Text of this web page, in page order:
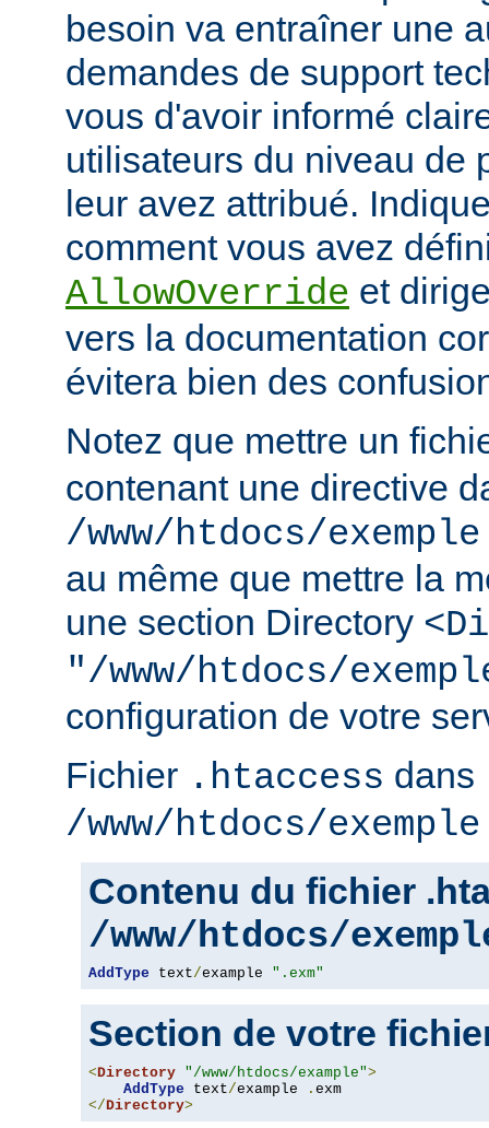
besoin va entraîner une
demandes de support
vous d'avoir informé
utilisateurs du niveau de
leur avez attribué.
comment vous avez
AllowOverride et
vers la documentation
évitera bien des
Notez que mettre un
contenant une directive
/www/htdocs/exemple
au même que mettre la
une section Directory
"/www/htdocs/
configuration de votre
Fichier .htaccess dans
/www/htdocs/exemple
Contenu du fichier
/www/htdocs/
AddType text/example ".exm"
Section de votre
<Directory "/www/htdocs/example">
AddType text/example .
</Directory>